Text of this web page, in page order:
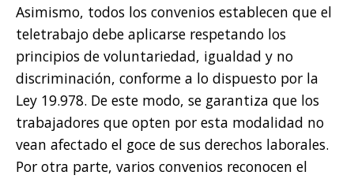
Asimismo, todos los convenios establecen que el
teletrabajo debe aplicarse respetando los
principios de voluntariedad, igualdad y no
discriminación, conforme a lo dispuesto por la
Ley 19.978. De este modo, se garantiza que los
trabajadores que opten por esta modalidad no
vean afectado el goce de sus derechos laborales.
Por otra parte, varios convenios reconocen el